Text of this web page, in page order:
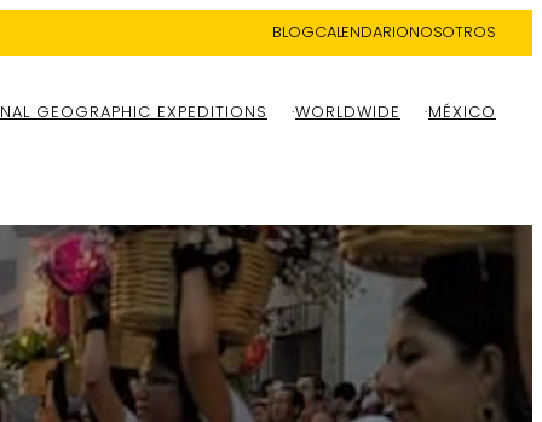
BLOGCALENDARIONOSOTROS
GEOGRAPHIC EXPEDITIONS WORLDWIDE MÉXICO